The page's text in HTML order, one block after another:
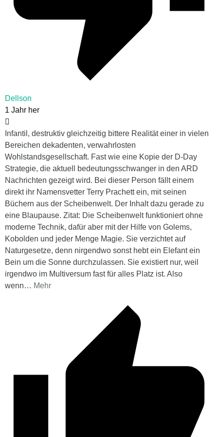
Dellson
1 Jahr her
Infantil, destruktiv gleichzeitig bittere Realität einer in vielen
Bereichen dekadenten, verwahrlosten
Wohlstandsgesellschaft. Fast wie eine Kopie der D-Day
Strategie, die aktuell bedeutungsschwanger in den ARD
Nachrichten gezeigt wird. Bei dieser Person fällt einem
direkt ihr Namensvetter Terry Prachett ein, mit seinen
Büchern aus der Scheibenwelt. Der Inhalt dazu gerade zu
eine Blaupause. Zitat: Die Scheibenwelt funktioniert ohne
moderne Technik, dafür aber mit der Hilfe von Golems,
Kobolden und jeder Menge Magie. Sie verzichtet auf
Naturgesetze, denn nirgendwo sonst hebt ein Elefant ein
Bein um die Sonne durchzulassen. Sie existiert nur, weil
irgendwo im Multiversum fast für alles Platz ist. Also
wenn… Mehr